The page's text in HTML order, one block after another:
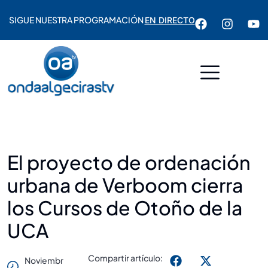
SIGUE NUESTRA PROGRAMACIÓNEN DIRECTO
El proyecto de ordenación
urbana de Verboom cierra
los Cursos de Otoño de la
UCA
Noviembr
Compartir artículo: